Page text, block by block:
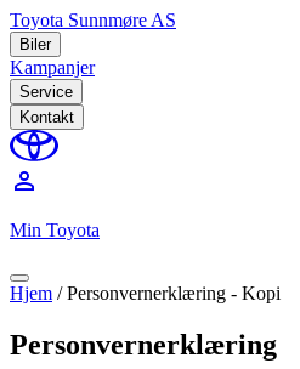
Toyota Sunnmøre AS
Biler
Kampanjer
Service
Kontakt
perm_identity
Min Toyota
Hjem /Personvernerklæring - Kopi
Personvernerklæring